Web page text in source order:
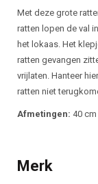
Met deze grote
ratten lopen de val
het lokaas. Het
ratten gevangen
vrijlaten. Hanteer
ratten niet
Afmetingen: 40 cm
Merk